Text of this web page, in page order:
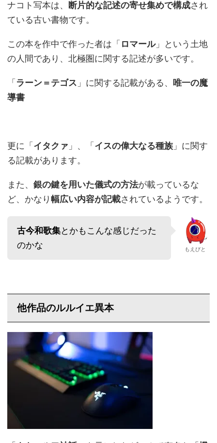
ナコト写本は、 断片的な記述の寄せ集めで構成され
ている古い書物です。
この本を作中で作った者は「 ロマール」という土地
の人間であり、北極圏に関する記述が多いです。
「 ラーン＝テゴス 」に関する記載がある、 唯一の魔
導書
更に「 イタクァ 」、「 イスの偉大なる種族 」に関す
る記載があります。
また、 銀の鍵を用いた儀式の方法が載っているな
ど、かなり幅広い内容が記載されているようです。
古今和歌集とかもこんな感じだった
のかな
もえびと
他作品のルルイエ異本